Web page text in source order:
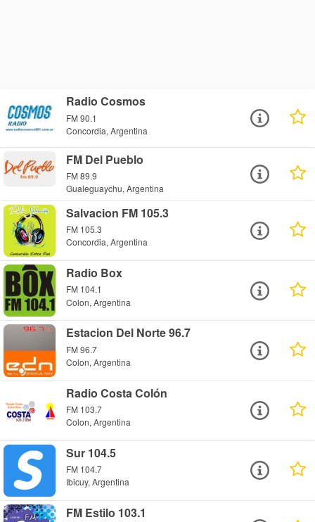
Radio Cosmos
FM 90.1
Concordia, Argentina
FM Del Pueblo
FM 89.9
Gualeguaychu, Argentina
Salvacion FM 105.3
FM 105.3
Concordia, Argentina
Radio Box
FM 104.1
Colon, Argentina
Estacion Del Norte 96.7
FM 96.7
Colon, Argentina
Radio Costa Colón
FM 103.7
Colon, Argentina
Sur 104.5
FM 104.7
Ibicuy, Argentina
FM Estilo 103.1